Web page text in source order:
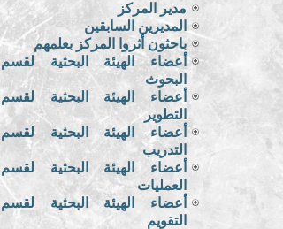
مدير المركز
المديرين السابقين
باحثون أثروا المركز بعلمهم
أعضاء الهيئة البحثية لقسم
البحوث
أعضاء الهيئة البحثية لقسم
التطوير
أعضاء الهيئة البحثية لقسم
التدريب
أعضاء الهيئة البحثية لقسم
العمليات
أعضاء الهيئة البحثية لقسم
التقويم